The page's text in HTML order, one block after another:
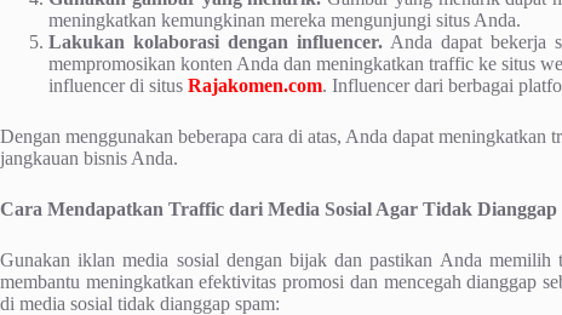
meningkatkan kemungkinan mereka mengunjungi situs Anda.
Lakukan kolaborasi dengan influencer.Anda dapat bekerja
mempromosikan konten Anda dan meningkatkan traffic ke situs
influencer di situs Rajakomen.com. Influencer dari berbagai
Dengan menggunakan beberapa cara di atas, Anda dapat
jangkauan bisnis Anda.
Cara Mendapatkan Traffic dari Media Sosial Agar Tidak Dianggap
Gunakan iklan media sosial dengan bijak dan pastikan Anda
membantu meningkatkan efektivitas promosi dan mencegah dianggap
di media sosial tidak dianggap spam: